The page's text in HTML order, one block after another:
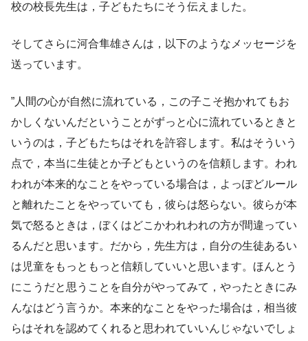
校の校長先生は，子どもたちにそう伝えました。
そしてさらに河合隼雄さんは，以下のようなメッセージを
送っています。
”人間の心が自然に流れている，この子こそ抱かれてもお
かしくないんだということがずっと心に流れているときと
いうのは，子どもたちはそれを許容します。私はそういう
点で，本当に生徒とか子どもというのを信頼します。われ
われが本来的なことをやっている場合は，よっぽどルール
と離れたことをやっていても，彼らは怒らない。彼らが本
気で怒るときは，ぼくはどこかわれわれの方が間違ってい
るんだと思います。だから，先生方は，自分の生徒あるい
は児童をもっともっと信頼していいと思います。ほんとう
にこうだと思うことを自分がやってみて，やったときにみ
んなはどう言うか。本来的なことをやった場合は，相当彼
らはそれを認めてくれると思われていいんじゃないでしょ